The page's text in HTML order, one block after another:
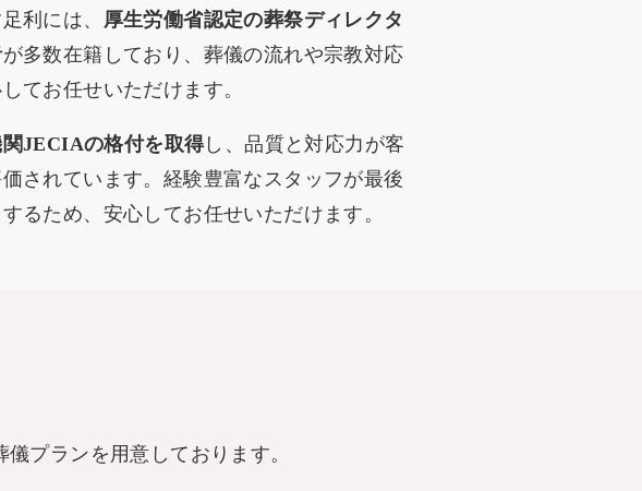
利には、
厚生労働省認定の葬祭ディレクタ
が多数在籍しており、葬儀の流れや宗教対応
てお任せいただけます。
JECIAの格付を取得し、品質と対応力が客
されています。経験豊富なスタッフが最後
るため、安心してお任せいただけます。
儀プランを用意しております。